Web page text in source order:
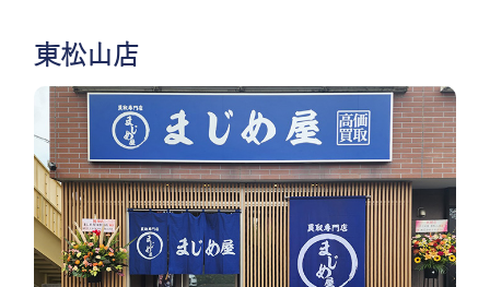
東松山店